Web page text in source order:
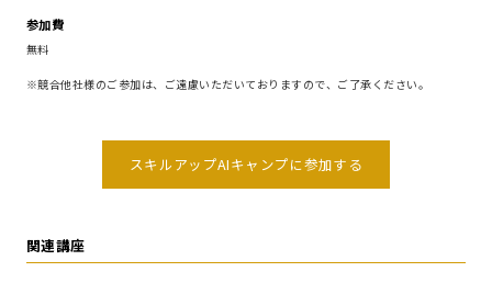
参加費
無料
※競合他社様のご参加は、ご遠慮いただいておりますので、ご了承ください。
スキルアップAIキャンプに参加する
関連講座